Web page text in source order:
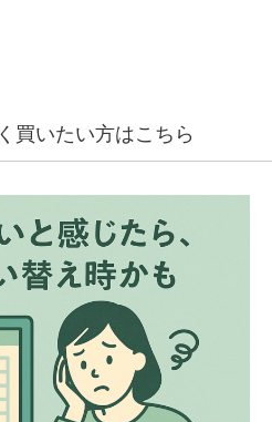
買いたい方はこちら